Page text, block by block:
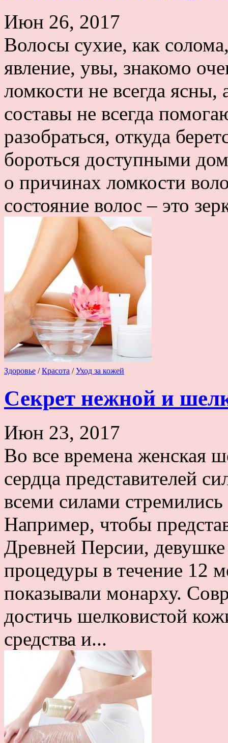
Июн 26, 2017
Волосы сухие, как
явление, увы, знакомо
ломкости не всегда
составы не всегда
разобраться, откуда
бороться доступными
о причинах ломкости
состояние волос – это
Здоровье /Красота /Уход за кожей
Секрет нежной и
Июн 23, 2017
Во все времена женская
сердца представителей
всеми силами
Например, чтобы
Древней Персии, девушке
процедуры в течение 12
показывали монарху.
достичь шелковистой
средства и...